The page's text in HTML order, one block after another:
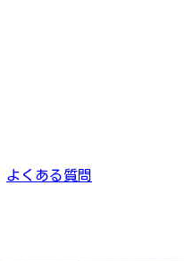
よくある質問